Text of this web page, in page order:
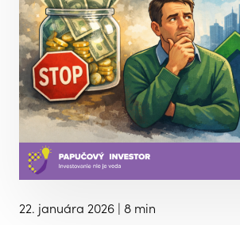
22. januára 2026 | 8 min